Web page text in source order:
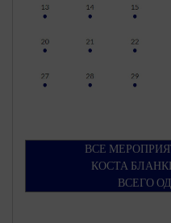
ВСЕ
КОСТА
ВСЕГО